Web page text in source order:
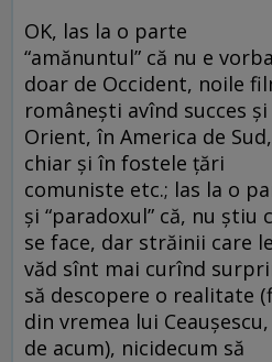
OK, las la o parte
“amănuntul” că nu e vorba
doar de Occident, noile
româneşti avînd succes
Orient, în America de
chiar şi în fostele ţări
comuniste etc.; las la o
şi “paradoxul” că, nu ştiu
se face, dar străinii care le
văd sînt mai curînd
să descopere o realitate
din vremea lui
de acum), nicidecum să